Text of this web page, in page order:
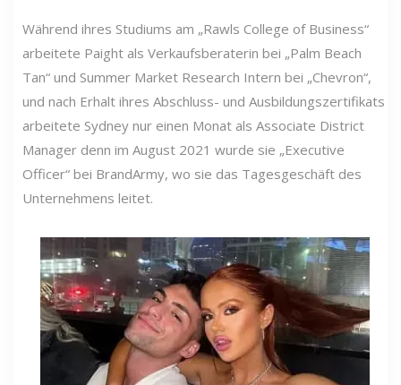
Während ihres Studiums am „Rawls College of Business“
arbeitete Paight als Verkaufsberaterin bei „Palm Beach
Tan“ und Summer Market Research Intern bei „Chevron“,
und nach Erhalt ihres Abschluss- und Ausbildungszertifikats
arbeitete Sydney nur einen Monat als Associate District
Manager denn im August 2021 wurde sie „Executive
Officer“ bei BrandArmy, wo sie das Tagesgeschäft des
Unternehmens leitet.